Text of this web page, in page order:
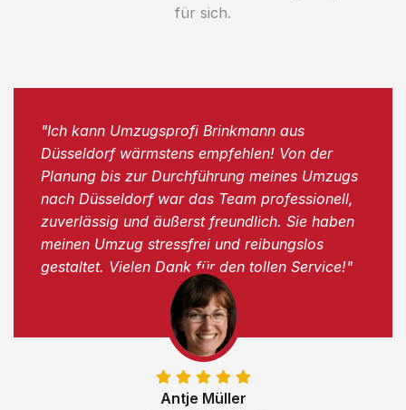
für sich.
Antje Müller
"Ich kann Umzugsprofi Brinkmann aus
Düsseldorf wärmstens empfehlen! Von der
Planung bis zur Durchführung meines Umzugs
nach Düsseldorf war das Team professionell,
zuverlässig und äußerst freundlich. Sie haben
meinen Umzug stressfrei und reibungslos
gestaltet. Vielen Dank für den tollen Service!"